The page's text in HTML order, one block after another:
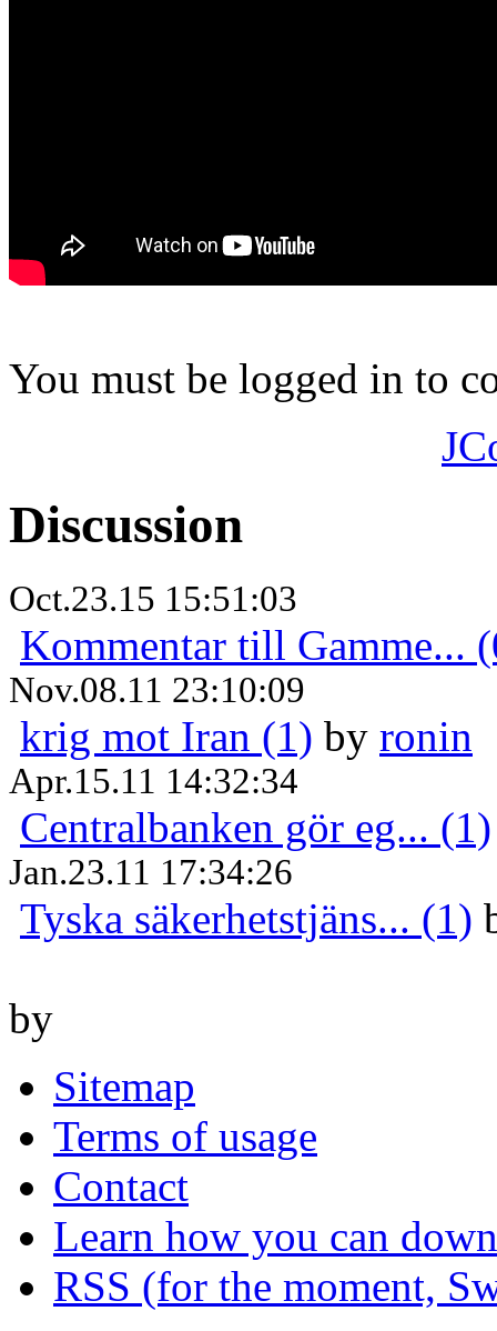
You must be logged in to
Discussion
Oct.23.15 15:51:03
Kommentar till Gamme...
Nov.08.11 23:10:09
krig mot Iran (1) by ronin
Apr.15.11 14:32:34
Centralbanken gör eg... (1)
Jan.23.11 17:34:26
Tyska säkerhetstjäns... (1)
by
Sitemap
Terms of usage
Contact
Learn how you can
RSS (for the moment,